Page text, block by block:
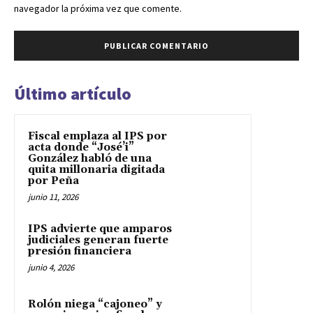
navegador la próxima vez que comente.
Último artículo
Fiscal emplaza al IPS por
acta donde “José’i”
González habló de una
quita millonaria digitada
por Peña
junio 11, 2026
IPS advierte que amparos
judiciales generan fuerte
presión financiera
junio 4, 2026
Rolón niega “cajoneo” y